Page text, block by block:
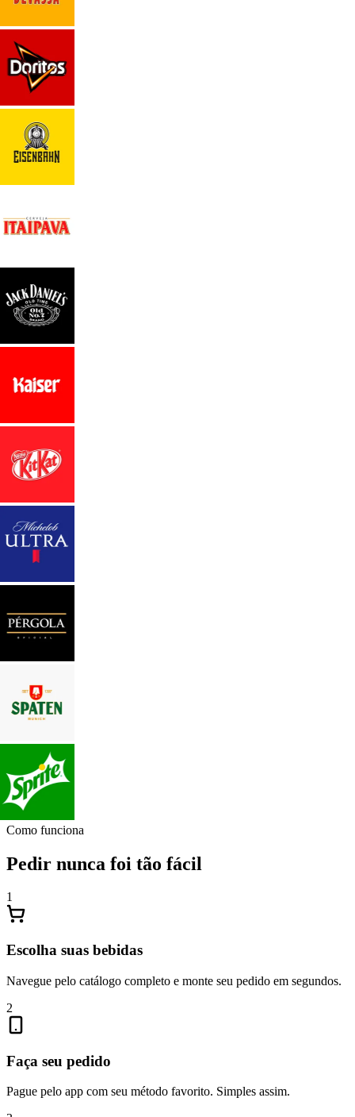
Como funciona
Pedir nunca foi tão fácil
1
Escolha suas bebidas
Navegue pelo catálogo completo e monte seu pedido em segundos.
2
Faça seu pedido
Pague pelo app com seu método favorito. Simples assim.